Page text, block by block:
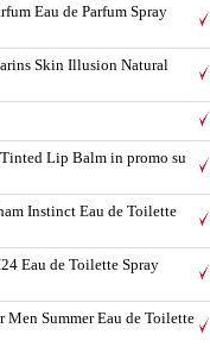
Eau de Parfum Spray
Skin Illusion Natural
Lip Balm in promo su
Instinct Eau de Toilette
Eau de Toilette Spray
Summer Eau de Toilette